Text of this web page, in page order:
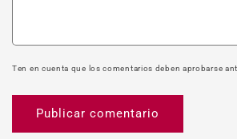
Ten en cuenta que los comentarios deben aprobarse